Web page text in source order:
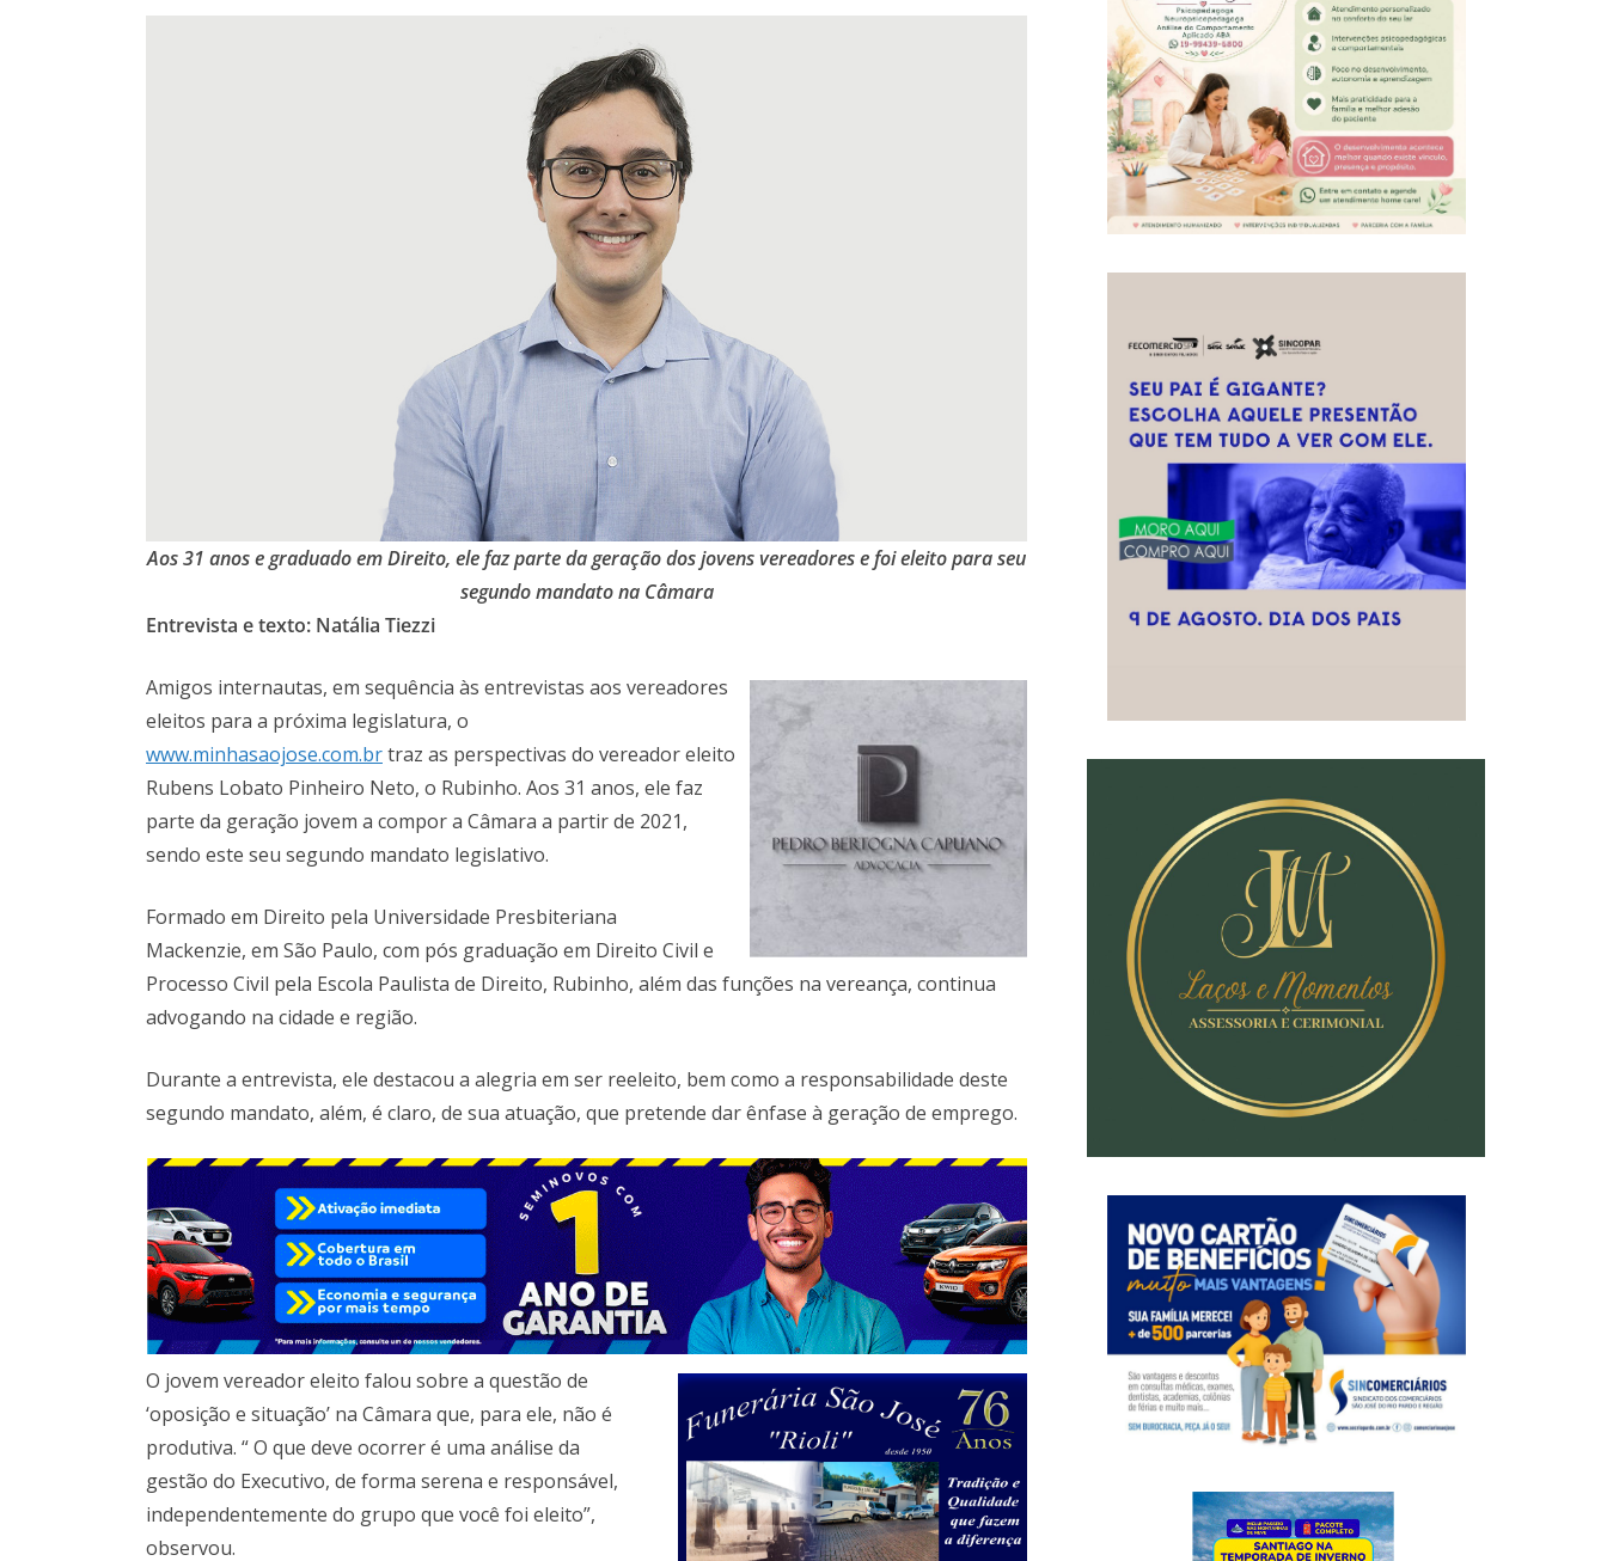
Aos 31 anos e graduado em Direito, ele fazparte da geração dos jovens vereadores e foi eleito para seu
segundo mandato na Câmara
Entrevista e texto: Natália Tiezzi
Amigos internautas, em sequência às entrevistas aos vereadores
eleitos para a próxima legislatura, o
www.minhasaojose.com.brtraz as perspectivas do vereador eleito
Rubens Lobato Pinheiro Neto, o Rubinho. Aos 31 anos, ele faz
parte da geração jovem a compor a Câmara a partir de 2021,
sendo este seu segundo mandato legislativo.
Formado em Direito pela Universidade Presbiteriana
Mackenzie, em São Paulo, com pós graduação em Direito Civil e
Processo Civil pela Escola Paulista de Direito, Rubinho, além das funções na vereança, continua
advogando na cidade e região.
Durante a entrevista, ele destacou a alegria em ser reeleito, bem como a responsabilidade deste
segundo mandato, além, é claro, de sua atuação, que pretende dar ênfase à geração de emprego.
O jovem vereador eleito falou sobre a questão de
‘oposição e situação’ na Câmara que, para ele, não é
produtiva. “ O que deve ocorrer é uma análise da
gestão do Executivo, de forma serena e responsável,
independentemente do grupo que você foi eleito”,
observou.